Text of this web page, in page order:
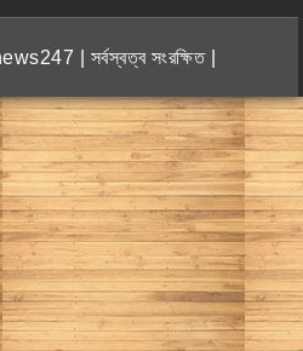
| সর্বস্বত্ব সংরক্ষিত |